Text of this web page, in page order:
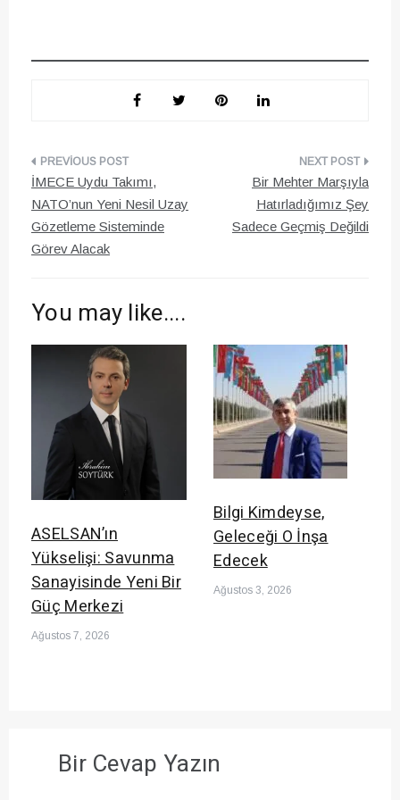
Yazı
gezinmesi
İMECE Uydu Takımı,
NATO’nun Yeni Nesil Uzay
Gözetleme Sisteminde
Görev Alacak
Bir Mehter Marşıyla
Hatırladığımız Şey
Sadece Geçmiş Değildi
You may like....
ASELSAN’ın
Yükselişi: Savunma
Sanayisinde Yeni Bir
Güç Merkezi
Ağustos 7, 2026
Bilgi Kimdeyse,
Geleceği O İnşa
Edecek
Ağustos 3, 2026
Bir Cevap Yazın